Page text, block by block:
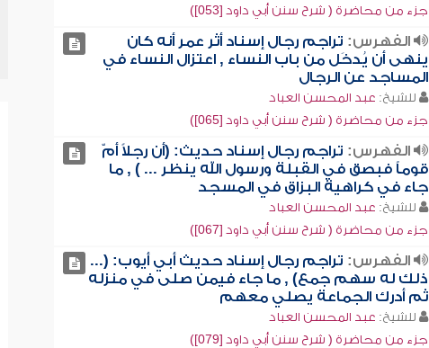
جزء من محاضرة ( شرح سنن أبي داود [053])
الفهرس: تراجم رجال إسناد أثر عمر أنه كان
ينهى أن يُدخَل من باب النساء , اعتزال النساء في
المساجد عن الرجال
للشيخ: عبد المحسن العباد
جزء من محاضرة ( شرح سنن أبي داود [065])
الفهرس: تراجم رجال إسناد حديث: (أن رجلاً أمّ
قوماً فبصق في القبلة ورسول الله ينظر ... ) , ما
جاء في كراهية البزاق في المسجد
للشيخ: عبد المحسن العباد
جزء من محاضرة ( شرح سنن أبي داود [067])
الفهرس: تراجم رجال إسناد حديث أبي أيوب: (...
ذلك له سهم جمع) , ما جاء فيمن صلى في منزله
ثم أدرك الجماعة يصلي معهم
للشيخ: عبد المحسن العباد
جزء من محاضرة ( شرح سنن أبي داود [079])